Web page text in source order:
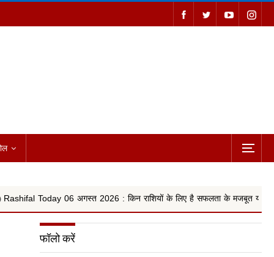
अगस्त 2026 : किन राशियों के लिए है सफलता के मजबूत योग, वृषभ, कन्या और किन
फॉलो करें